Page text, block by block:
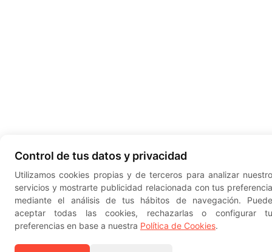
Control de tus datos y privacidad
Utilizamos cookies propias y de terceros para analizar
servicios y mostrarte publicidad relacionada con tus
mediante el análisis de tus hábitos de navegación.
aceptar todas las cookies, rechazarlas o configurar
preferencias en base a nuestra Política de Cookies.